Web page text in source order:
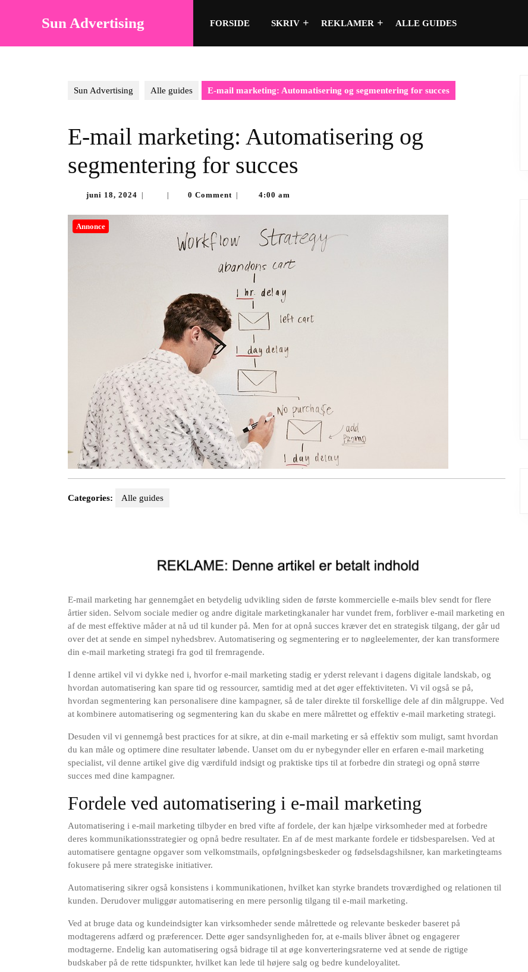
Sun Advertising FORSIDE SKRIV REKLAMER ALLE GUIDES
Sun Advertising Alle guides E-mail marketing: Automatisering og segmentering for succes
E-mail marketing: Automatisering og
segmentering for succes
juni 18, 2024 juni
2024
0 Comment 4:00 am
Annonce
Categories: Alle guides
E-mail marketing har gennemgået en betydelig udvikling siden de første kommercielle e-mails blev sendt for flere
årtier siden. Selvom sociale medier og andre digitale marketingkanaler har vundet frem, forbliver e-mail marketing en
af de mest effektive måder at nå ud til kunder på. Men for at opnå succes kræver det en strategisk tilgang, der går ud
over det at sende en simpel nyhedsbrev. Automatisering og segmentering er to nøgleelementer, der kan transformere
din e-mail marketing strategi fra god til fremragende.
I denne artikel vil vi dykke ned i, hvorfor e-mail marketing stadig er yderst relevant i dagens digitale landskab, og
hvordan automatisering kan spare tid og ressourcer, samtidig med at det øger effektiviteten. Vi vil også se på,
hvordan segmentering kan personalisere dine kampagner, så de taler direkte til forskellige dele af din målgruppe. Ved
at kombinere automatisering og segmentering kan du skabe en mere målrettet og effektiv e-mail marketing strategi.
Desuden vil vi gennemgå best practices for at sikre, at din e-mail marketing er så effektiv som muligt, samt hvordan
du kan måle og optimere dine resultater løbende. Uanset om du er nybegynder eller en erfaren e-mail marketing
specialist, vil denne artikel give dig værdifuld indsigt og praktiske tips til at forbedre din strategi og opnå større
succes med dine kampagner.
Fordele ved automatisering i e-mail marketing
Automatisering i e-mail marketing tilbyder en bred vifte af fordele, der kan hjælpe virksomheder med at forbedre
deres kommunikationsstrategier og opnå bedre resultater. En af de mest markante fordele er tidsbesparelsen. Ved at
automatisere gentagne opgaver som velkomstmails, opfølgningsbeskeder og fødselsdagshilsner, kan marketingteams
fokusere på mere strategiske initiativer.
Automatisering sikrer også konsistens i kommunikationen, hvilket kan styrke brandets troværdighed og relationen til
kunden. Derudover muliggør automatisering en mere personlig tilgang til e-mail marketing.
Ved at bruge data og kundeindsigter kan virksomheder sende målrettede og relevante beskeder baseret på
modtagerens adfærd og præferencer. Dette øger sandsynligheden for, at e-mails bliver åbnet og engagerer
modtagerne. Endelig kan automatisering også bidrage til at øge konverteringsraterne ved at sende de rigtige
budskaber på de rette tidspunkter, hvilket kan lede til højere salg og bedre kundeloyalitet.